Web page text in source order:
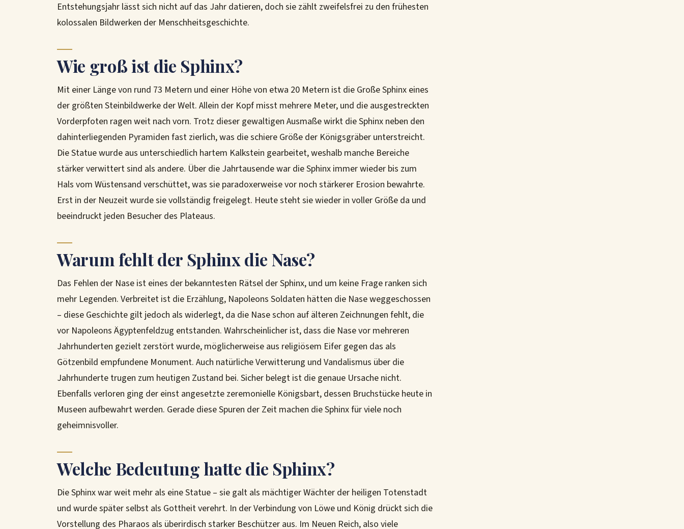
Entstehungsjahr lässt sich nicht auf das Jahr datieren, doch sie zählt zweifelsfrei zu den frühesten
kolossalen Bildwerken der Menschheitsgeschichte.
Wie groß ist die Sphinx?
Mit einer Länge von rund 73 Metern und einer Höhe von etwa 20 Metern ist die Große Sphinx eines
der größten Steinbildwerke der Welt. Allein der Kopf misst mehrere Meter, und die ausgestreckten
Vorderpfoten ragen weit nach vorn. Trotz dieser gewaltigen Ausmaße wirkt die Sphinx neben den
dahinterliegenden Pyramiden fast zierlich, was die schiere Größe der Königsgräber unterstreicht.
Die Statue wurde aus unterschiedlich hartem Kalkstein gearbeitet, weshalb manche Bereiche
stärker verwittert sind als andere. Über die Jahrtausende war die Sphinx immer wieder bis zum
Hals vom Wüstensand verschüttet, was sie paradoxerweise vor noch stärkerer Erosion bewahrte.
Erst in der Neuzeit wurde sie vollständig freigelegt. Heute steht sie wieder in voller Größe da und
beeindruckt jeden Besucher des Plateaus.
Warum fehlt der Sphinx die Nase?
Das Fehlen der Nase ist eines der bekanntesten Rätsel der Sphinx, und um keine Frage ranken sich
mehr Legenden. Verbreitet ist die Erzählung, Napoleons Soldaten hätten die Nase weggeschossen
– diese Geschichte gilt jedoch als widerlegt, da die Nase schon auf älteren Zeichnungen fehlt, die
vor Napoleons Ägyptenfeldzug entstanden. Wahrscheinlicher ist, dass die Nase vor mehreren
Jahrhunderten gezielt zerstört wurde, möglicherweise aus religiösem Eifer gegen das als
Götzenbild empfundene Monument. Auch natürliche Verwitterung und Vandalismus über die
Jahrhunderte trugen zum heutigen Zustand bei. Sicher belegt ist die genaue Ursache nicht.
Ebenfalls verloren ging der einst angesetzte zeremonielle Königsbart, dessen Bruchstücke heute in
Museen aufbewahrt werden. Gerade diese Spuren der Zeit machen die Sphinx für viele noch
geheimnisvoller.
Welche Bedeutung hatte die Sphinx?
Die Sphinx war weit mehr als eine Statue – sie galt als mächtiger Wächter der heiligen Totenstadt
und wurde später selbst als Gottheit verehrt. In der Verbindung von Löwe und König drückt sich die
Vorstellung des Pharaos als überirdisch starker Beschützer aus. Im Neuen Reich, also viele